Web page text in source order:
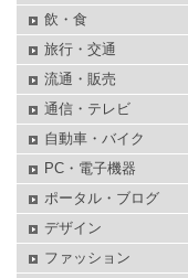
飲・食
旅行・交通
流通・販売
通信・テレビ
自動車・バイク
PC・電子機器
ポータル・ブログ
デザイン
ファッション